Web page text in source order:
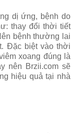
dị ứng, bệnh do
thay đổi thời tiết
bệnh thường lai
Đặc biệt vào thời
xoang đúng là
nên Brzii.com sẽ
hiệu quả tại nhà